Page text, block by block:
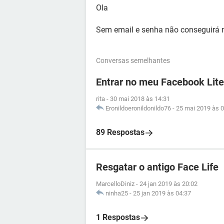
Ola
Sem email e senha não conseguirá
Conversas semelhantes
Entrar no meu Facebook Lite
rita - 30 mai 2018 às 14:31
Eronildoeronildonildo76 - 25 mai 2019 às
89 Respostas
Resgatar o antigo Face Life
MarcelloDiniz - 24 jan 2019 às 20:02
ninha25 - 25 jan 2019 às 04:37
1 Respostas